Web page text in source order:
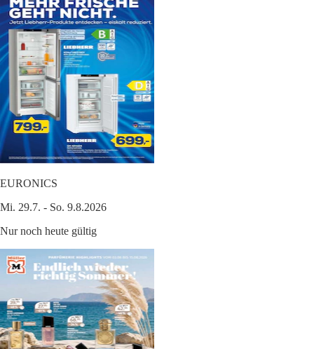
EURONICS
Mi. 29.7. - So. 9.8.2026
Nur noch heute gültig